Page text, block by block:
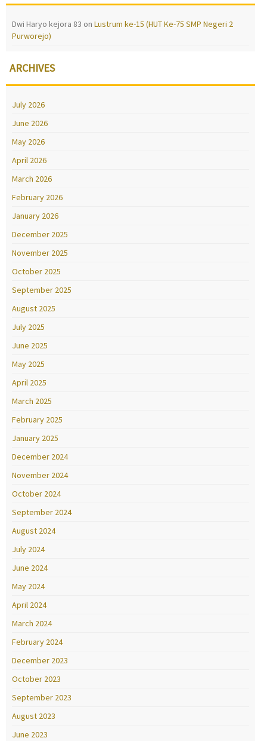
Dwi Haryo kejora 83 on Lustrum ke-15 (HUT Ke-75 SMP Negeri 2
Purworejo)
ARCHIVES
July 2026
June 2026
May 2026
April 2026
March 2026
February 2026
January 2026
December 2025
November 2025
October 2025
September 2025
August 2025
July 2025
June 2025
May 2025
April 2025
March 2025
February 2025
January 2025
December 2024
November 2024
October 2024
September 2024
August 2024
July 2024
June 2024
May 2024
April 2024
March 2024
February 2024
December 2023
October 2023
September 2023
August 2023
June 2023